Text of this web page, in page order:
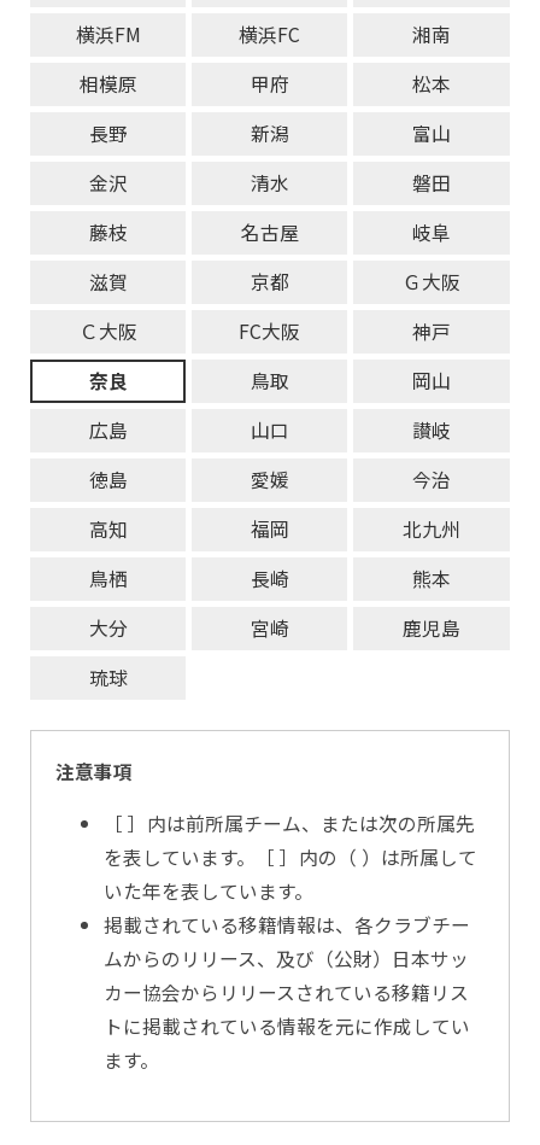
横浜FM
横浜FC
湘南
相模原
甲府
松本
長野
新潟
富山
金沢
清水
磐田
藤枝
名古屋
岐阜
滋賀
京都
Ｇ大阪
Ｃ大阪
FC大阪
神戸
奈良
鳥取
岡山
広島
山口
讃岐
徳島
愛媛
今治
高知
福岡
北九州
鳥栖
長崎
熊本
大分
宮崎
鹿児島
琉球
注意事項
［ ］内は前所属チーム、または次の所属先
を表しています。［ ］内の（ ）は所属して
いた年を表しています。
掲載されている移籍情報は、各クラブチー
ムからのリリース、及び（公財）日本サッ
カー協会からリリースされている移籍リス
トに掲載されている情報を元に作成してい
ます。